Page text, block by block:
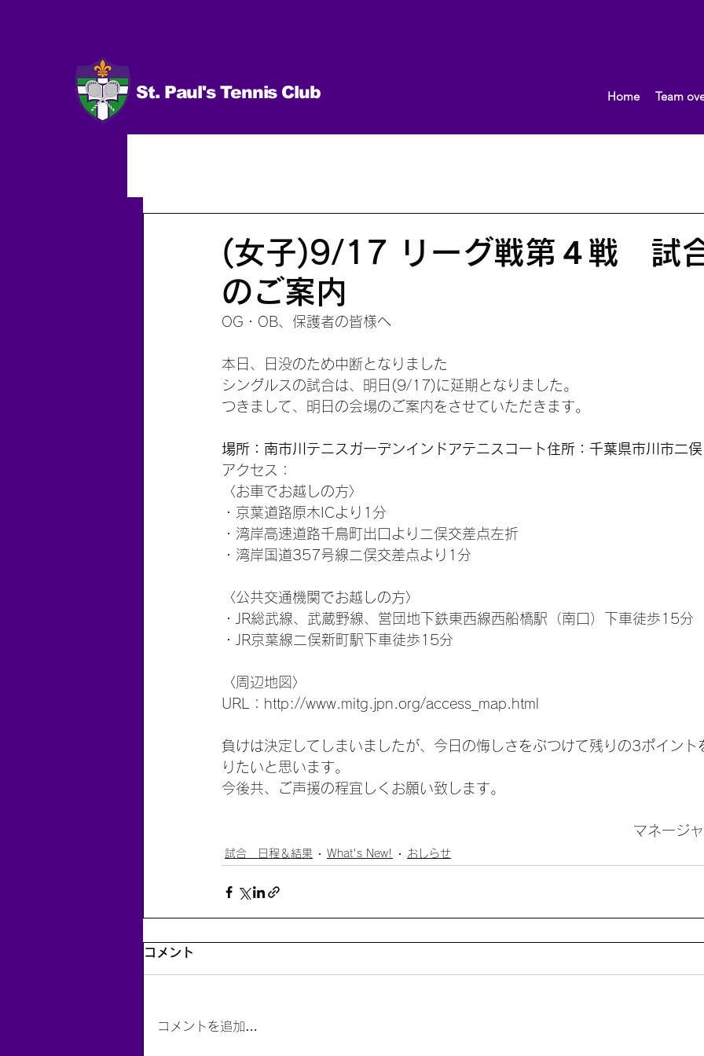
St. Paul's Tennis Club Home Team
(女子)9/17 リーグ戦第４戦 試
のご案内
OG・OB、保護者の皆様へ
本日、日没のため中断となりました
シングルスの試合は、明日(9/17)に延期となりました。
つきまして、明日の会場のご案内をさせていただきます。
場所：南市川テニスガーデンインドアテニスコート住所：千葉県市川市二
アクセス：
〈お車でお越しの方〉
・京葉道路原木ICより1分
・湾岸高速道路千鳥町出口より二俣交差点左折
・湾岸国道357号線二俣交差点より1分
〈公共交通機関でお越しの方〉
・JR総武線、武蔵野線、営団地下鉄東西線西船橋駅（南口）下車徒歩15分
・JR京葉線二俣新町駅下車徒歩15分
〈周辺地図〉
URL：http://www.mitg.jpn.org/access_map.html
負けは決定してしまいましたが、今日の悔しさをぶつけて残りの3ポイント
りたいと思います。
今後共、ご声援の程宜しくお願い致します。
マネージ
試合 日程＆結果 What's New! おしらせ
コメント
コメントを追加…